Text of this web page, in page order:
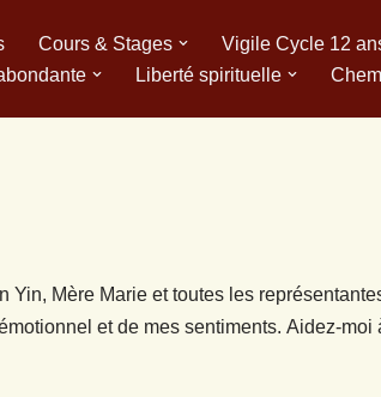
Cours & Stages Vigile Cycle 12
Liberté spirituelle
Mère Marie et toutes les
et de mes sentiments. Aidez-